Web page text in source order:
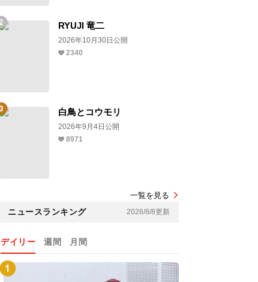
RYUJI 竜二
2026年10月30日公開
2340
白鳥とコウモリ
2026年9月4日公開
8971
一覧を見る
ニュースランキング 2026/8/8更新
デイリー 週間 月間